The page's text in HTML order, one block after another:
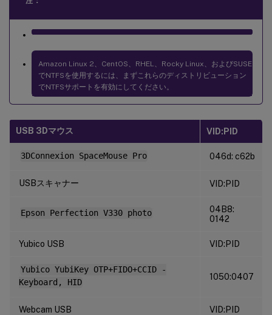
Amazon Linux 2、CentOS、RHEL、Rocky Linux、およびSUSE
でNTFSを使用するには、まずこれらのディストリビューション
でNTFSサポートを有効にしてください。
USB 3Dマウス VID:PID
3DConnexion SpaceMouse Pro 046d: c62b
USBスキャナー VID:PID
Epson Perfection V330 photo
04B8:
0142
Yubico USB VID:PID
Yubico YubiKey OTP+FIDO+CCID -
Keyboard, HID
1050:0407
Webcam USB VID:PID